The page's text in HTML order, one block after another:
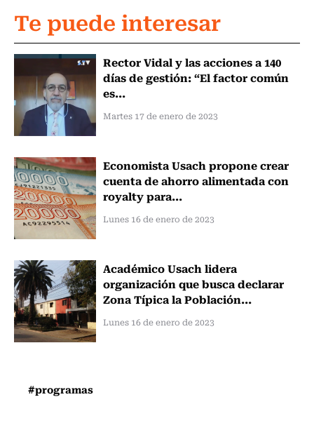
Te puede interesar
Rector Vidal y las acciones a 140
días de gestión: “El factor común
es...
Martes 17 de enero de 2023
Economista Usach propone crear
cuenta de ahorro alimentada con
royalty para...
Lunes 16 de enero de 2023
Académico Usach lidera
organización que busca declarar
Zona Típica la Población...
Lunes 16 de enero de 2023
#programas